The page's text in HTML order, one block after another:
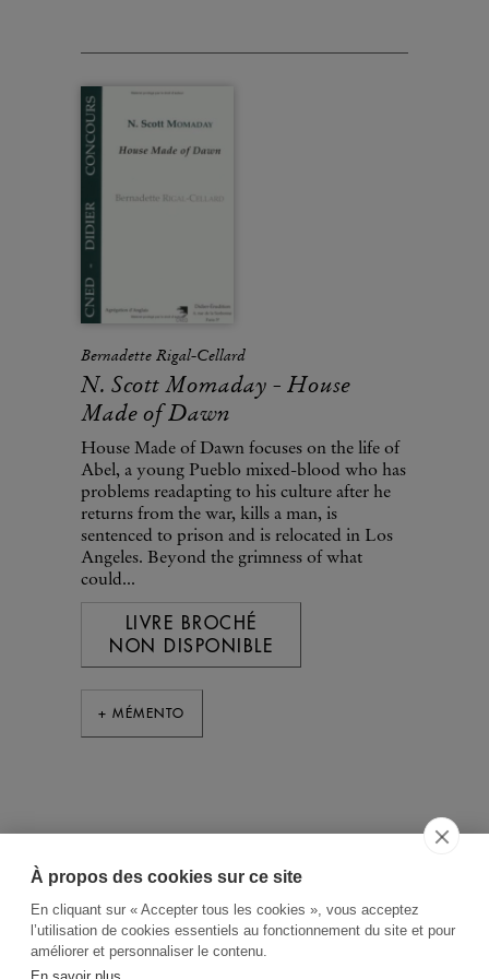
À propos des cookies sur ce site
En cliquant sur « Accepter tous les cookies », vous acceptez
l’utilisation de cookies essentiels au fonctionnement du site et pour
améliorer et personnaliser le contenu.
Bernadette Rigal-Cellard
N. Scott Momaday - House
Made of Dawn
House Made of Dawn focuses on the life of
Abel, a young Pueblo mixed-blood who has
problems readapting to his culture after he
returns from the war, kills a man, is
sentenced to prison and is relocated in Los
Angeles. Beyond the grimness of what
could...
LIVRE BROCHÉ
NON DISPONIBLE
+ MÉMENTO
RECHERCHE THÉMATIQUE
RIGHTS & PERMISSIONS